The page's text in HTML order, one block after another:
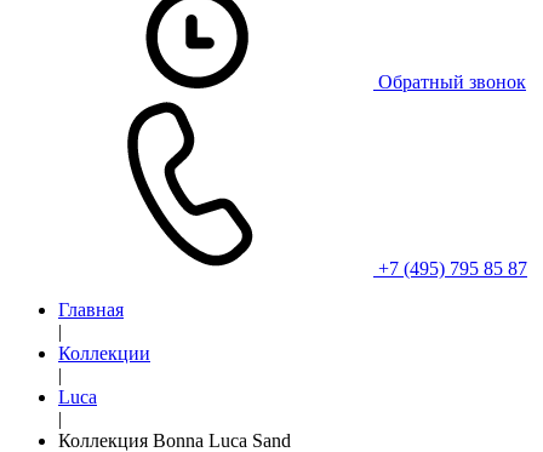
Обратный звонок
+7 (495) 795 85 87
Главная
|
Коллекции
|
Luca
|
Коллекция Bonna Luca Sand